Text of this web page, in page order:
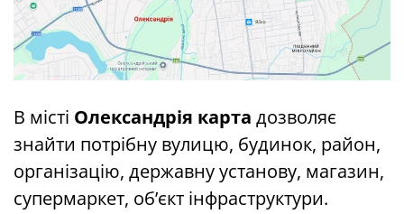
В місті Олександрія карта дозволяє
знайти потрібну вулицю, будинок, район,
організацію, державну установу, магазин,
супермаркет, об’єкт інфраструктури.